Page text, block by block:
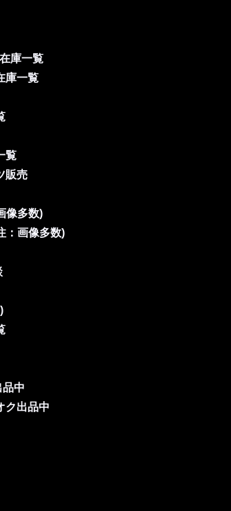
庫一覧
庫一覧
覧
販売
像多数)
：画像多数)
中
ク出品中